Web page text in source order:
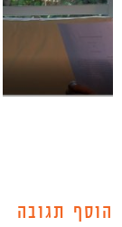
הוסף תגובה